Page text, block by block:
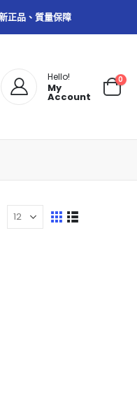
正品、質量保障
Hello!
My
Account
0